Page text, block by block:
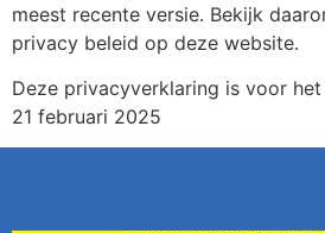
meest recente versie. Bekijk
privacy beleid op deze website.
Deze privacyverklaring is voor
21 februari 2025